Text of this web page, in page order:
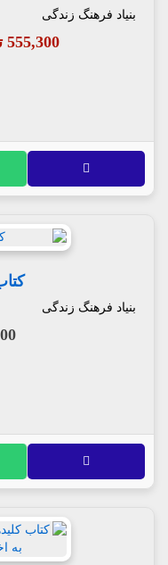
بنیاد فرهنگ زندگی
555,300 تومان
بنیاد فرهنگ زندگی